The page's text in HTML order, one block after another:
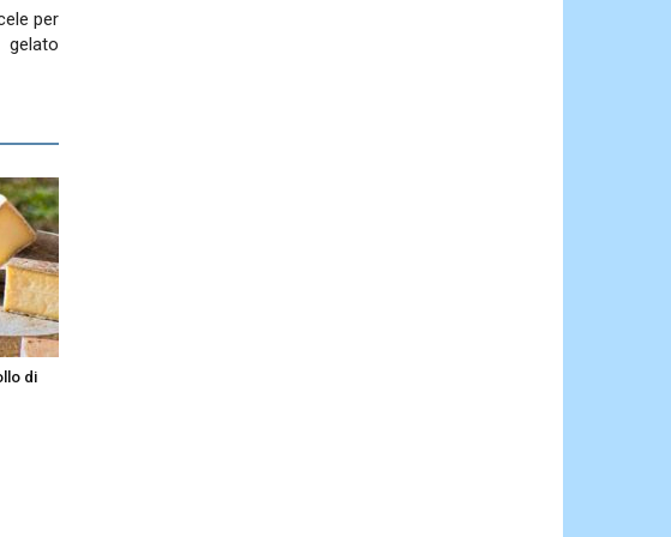
per
gelato
di